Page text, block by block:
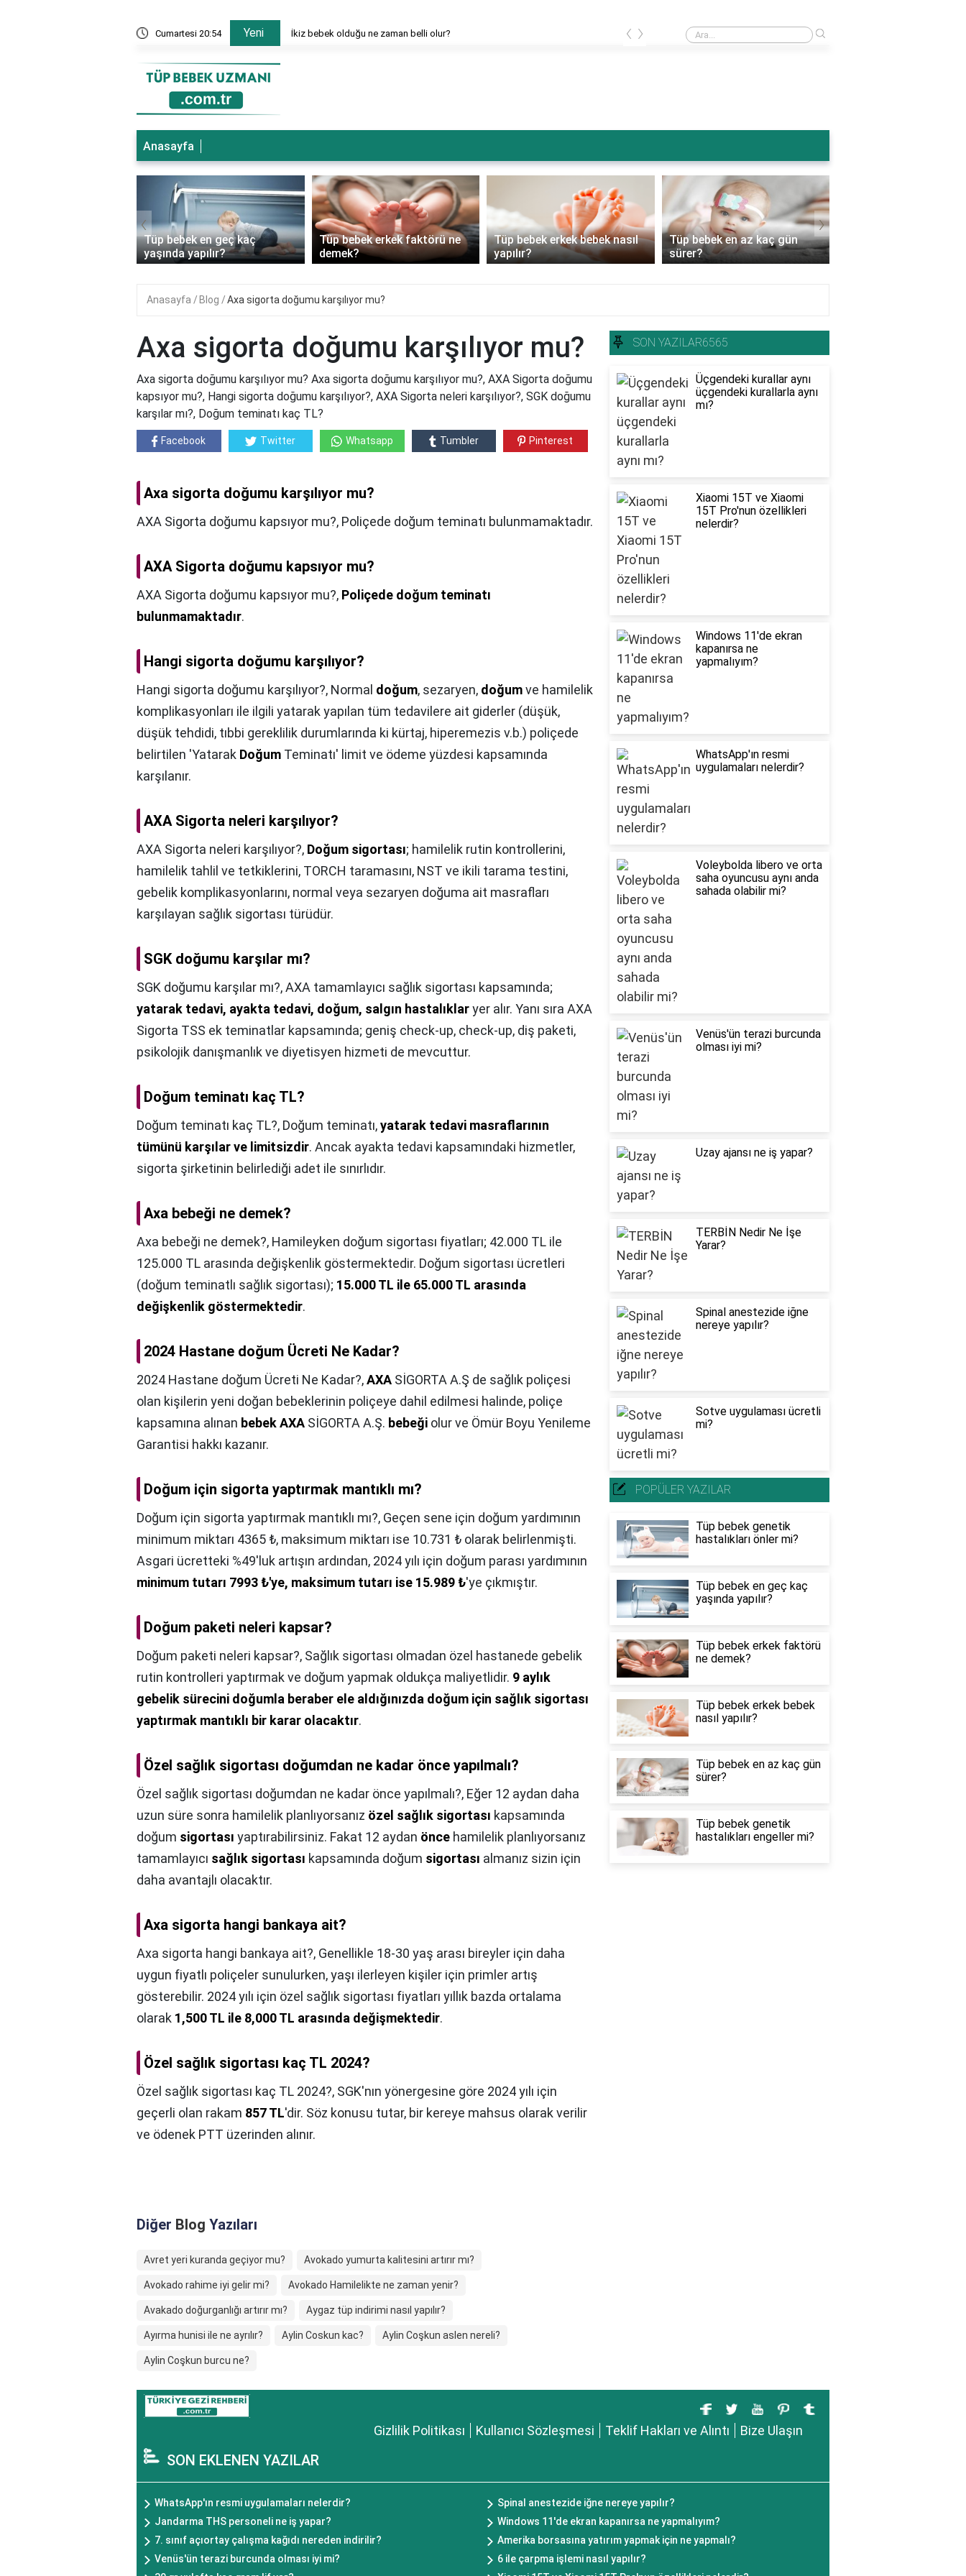
Cumartesi 20:54 Yeni İkiz bebek olduğu ne zaman belli olur? Ameliyattan sonra karın şişmesi normal mi?
‹ ›
Anasayfa
Tüp bebek en geç kaç
yaşında yapılır?
Tüp bebek erkek faktörü ne
demek?
Tüp bebek erkek bebek nasıl
yapılır?
Tüp bebek en az kaç gün
sürer?
‹ ›
Anasayfa Blog Axa sigorta doğumu karşılıyor mu?
Axa sigorta doğumu karşılıyor mu?
Axa sigorta doğumu karşılıyor mu? Axa sigorta doğumu karşılıyor mu?, AXA Sigorta doğumu
kapsıyor mu?, Hangi sigorta doğumu karşılıyor?, AXA Sigorta neleri karşılıyor?, SGK doğumu
karşılar mı?, Doğum teminatı kaç TL?
Facebook Twitter Whatsapp Tumbler Pinterest
Axa sigorta doğumu karşılıyor mu?
AXA Sigorta doğumu kapsıyor mu?, Poliçede doğum teminatı bulunmamaktadır.
AXA Sigorta doğumu kapsıyor mu?
AXA Sigorta doğumu kapsıyor mu?, Poliçede doğum teminatı
bulunmamaktadır.
Hangi sigorta doğumu karşılıyor?
Hangi sigorta doğumu karşılıyor?, Normal doğum, sezaryen, doğumve hamilelik
komplikasyonları ile ilgili yatarak yapılan tüm tedavilere ait giderler (düşük,
düşük tehdidi, tıbbi gereklilik durumlarında ki kürtaj, hiperemezis v.b.) poliçede
belirtilen 'Yatarak Doğum Teminatı' limit ve ödeme yüzdesi kapsamında
karşılanır.
AXA Sigorta neleri karşılıyor?
AXA Sigorta neleri karşılıyor?, Doğum sigortası; hamilelik rutin kontrollerini,
hamilelik tahlil ve tetkiklerini, TORCH taramasını, NST ve ikili tarama testini,
gebelik komplikasyonlarını, normal veya sezaryen doğuma ait masrafları
karşılayan sağlık sigortası türüdür.
SGK doğumu karşılar mı?
SGK doğumu karşılar mı?,AXA tamamlayıcı sağlık sigortası kapsamında;
yatarak tedavi, ayakta tedavi, doğum, salgın hastalıklaryer alır. Yanı sıra AXA
Sigorta TSS ek teminatlar kapsamında; geniş check-up, check-up, diş paketi,
psikolojik danışmanlık ve diyetisyen hizmeti de mevcuttur.
Doğum teminatı kaç TL?
Doğum teminatı kaç TL?, Doğum teminatı,yatarak tedavi masraflarının
tümünü karşılar ve limitsizdir. Ancak ayakta tedavi kapsamındaki hizmetler,
sigorta şirketinin belirlediği adet ile sınırlıdır.
Axa bebeği ne demek?
Axa bebeği ne demek?, Hamileyken doğum sigortası fiyatları; 42.000 TL ile
125.000 TL arasında değişkenlik göstermektedir. Doğum sigortası ücretleri
(doğum teminatlı sağlık sigortası); 15.000 TL ile 65.000 TL arasında
değişkenlik göstermektedir.
2024 Hastane doğum Ücreti Ne Kadar?
2024 Hastane doğum Ücreti Ne Kadar?,AXA SİGORTA A.Ş de sağlık poliçesi
olan kişilerin yeni doğan bebeklerinin poliçeye dahil edilmesi halinde, poliçe
kapsamına alınan bebek AXA SİGORTA A.Ş. bebeği olur ve Ömür Boyu Yenileme
Garantisi hakkı kazanır.
Doğum için sigorta yaptırmak mantıklı mı?
Doğum için sigorta yaptırmak mantıklı mı?, Geçen sene için doğum yardımının
minimum miktarı 4365 ₺, maksimum miktarı ise 10.731 ₺ olarak belirlenmişti.
Asgari ücretteki %49'luk artışın ardından, 2024 yılı için doğum parası yardımının
minimum tutarı 7993 ₺'ye, maksimum tutarı ise 15.989 ₺'ye çıkmıştır.
Doğum paketi neleri kapsar?
Doğum paketi neleri kapsar?, Sağlık sigortası olmadan özel hastanede gebelik
rutin kontrolleri yaptırmak ve doğum yapmak oldukça maliyetlidir. 9 aylık
gebelik sürecini doğumla beraber ele aldığınızda doğum için sağlık sigortası
yaptırmak mantıklı bir karar olacaktır.
Özel sağlık sigortası doğumdan ne kadar önce yapılmalı?
Özel sağlık sigortası doğumdan ne kadar önce yapılmalı?, Eğer 12 aydan daha
uzun süre sonra hamilelik planlıyorsanız özel sağlık sigortası kapsamında
doğum sigortası yaptırabilirsiniz. Fakat 12 aydan önce hamilelik planlıyorsanız
tamamlayıcı sağlık sigortası kapsamında doğum sigortası almanız sizin için
daha avantajlı olacaktır.
Axa sigorta hangi bankaya ait?
Axa sigorta hangi bankaya ait?, Genellikle 18-30 yaş arası bireyler için daha
uygun fiyatlı poliçeler sunulurken, yaşı ilerleyen kişiler için primler artış
gösterebilir. 2024 yılı için özel sağlık sigortası fiyatları yıllık bazda ortalama
olarak 1,500 TL ile 8,000 TL arasında değişmektedir.
Özel sağlık sigortası kaç TL 2024?
Özel sağlık sigortası kaç TL 2024?, SGK'nın yönergesine göre 2024 yılı için
geçerli olan rakam 857 TL'dir. Söz konusu tutar, bir kereye mahsus olarak verilir
ve ödenek PTT üzerinden alınır.
Diğer Blog Yazıları
Avret yeri kuranda geçiyor mu? Avokado yumurta kalitesini artırır mı?
Avokado rahime iyi gelir mi? Avokado Hamilelikte ne zaman yenir?
Avakado doğurganlığı artırır mı? Aygaz tüp indirimi nasıl yapılır?
Ayırma hunisi ile ne ayrılır? Aylin Coskun kac? Aylin Coşkun aslen nereli?
Aylin Coşkun burcu ne?
SON YAZILAR6565
Üçgendeki kurallar aynı
üçgendeki kurallarla aynı
mı?
Xiaomi 15T ve Xiaomi
15T Pro'nun özellikleri
nelerdir?
Windows 11'de ekran
kapanırsa ne
yapmalıyım?
WhatsApp'ın resmi
uygulamaları nelerdir?
Voleybolda libero ve orta
saha oyuncusu aynı anda
sahada olabilir mi?
Venüs'ün terazi burcunda
olması iyi mi?
Uzay ajansı ne iş yapar?
TERBİN Nedir Ne İşe
Yarar?
Spinal anestezide iğne
nereye yapılır?
Sotve uygulaması ücretli
mi?
POPÜLER YAZILAR
Tüp bebek genetik
hastalıkları önler mi?
Tüp bebek en geç kaç
yaşında yapılır?
Tüp bebek erkek faktörü
ne demek?
Tüp bebek erkek bebek
nasıl yapılır?
Tüp bebek en az kaç gün
sürer?
Tüp bebek genetik
hastalıkları engeller mi?
Gizlilik Politikası Kullanıcı Sözleşmesi Teklif Hakları ve Alıntı Bize Ulaşın
SON EKLENEN YAZILAR
WhatsApp'ın resmi uygulamaları nelerdir?
Spinal anestezide iğne nereye yapılır?
Jandarma THS personeli ne iş yapar?
Windows 11'de ekran kapanırsa ne yapmalıyım?
7. sınıf açıortay çalışma kağıdı nereden indirilir?
Amerika borsasına yatırım yapmak için ne yapmalı?
Venüs'ün terazi burcunda olması iyi mi?
6 ile çarpma işlemi nasıl yapılır?